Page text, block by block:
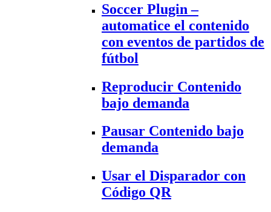
Soccer Plugin –
automatice el contenido
con eventos de partidos de
fútbol
Reproducir Contenido
bajo demanda
Pausar Contenido bajo
demanda
Usar el Disparador con
Código QR